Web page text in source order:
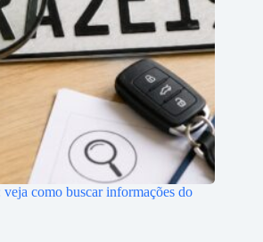
como buscar informações do